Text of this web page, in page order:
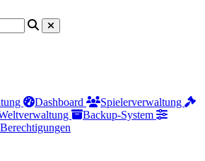
Dashboard
Spielerverwaltung
Backup-System
Berechtigungen